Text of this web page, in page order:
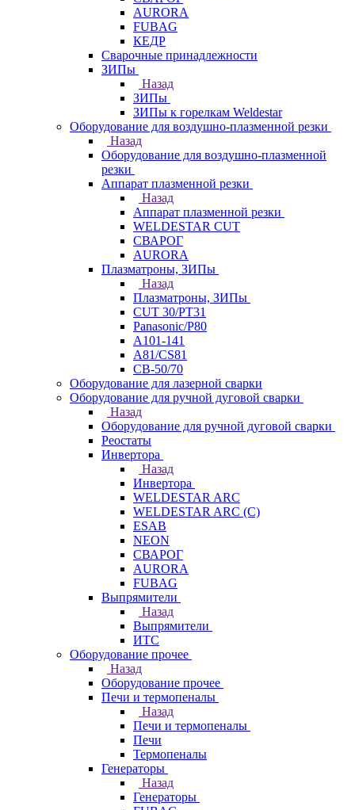
AURORA
FUBAG
КЕДР
Сварочные принадлежности
ЗИПы
Назад
ЗИПы
ЗИПы к горелкам Weldestar
Оборудование для воздушно-плазменной резки
Назад
Оборудование для воздушно-плазменной
резки
Аппарат плазменной резки
Назад
Аппарат плазменной резки
WELDESTAR CUT
СВАРОГ
AURORA
Плазматроны, ЗИПы
Назад
Плазматроны, ЗИПы
CUT 30/PT31
Panasonic/P80
А101-141
А81/CS81
СВ-50/70
Оборудование для лазерной сварки
Оборудование для ручной дуговой сварки
Назад
Оборудование для ручной дуговой сварки
Реостаты
Инвертора
Назад
Инвертора
WELDESTAR ARC
WELDESTAR ARC (С)
ESAB
NEON
СВАРОГ
AURORA
FUBAG
Выпрямители
Назад
Выпрямители
ИТС
Оборудование прочее
Назад
Оборудование прочее
Печи и термопеналы
Назад
Печи и термопеналы
Печи
Термопеналы
Генераторы
Назад
Генераторы